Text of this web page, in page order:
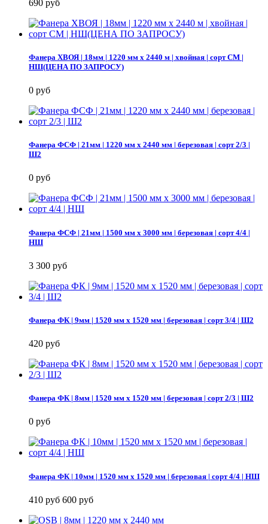
690 руб
Фанера ХВОЯ | 18мм | 1220 мм х 2440 м | хвойная | сорт СМ |
НШ(ЦЕНА ПО ЗАПРОСУ)
0 руб
Фанера ФСФ | 21мм | 1220 мм х 2440 мм | березовая | сорт 2/3 |
Ш2
0 руб
Фанера ФСФ | 21мм | 1500 мм х 3000 мм | березовая | сорт 4/4 |
НШ
3 300 руб
Фанера ФК | 9мм | 1520 мм х 1520 мм | березовая | сорт 3/4 | Ш2
420 руб
Фанера ФК | 8мм | 1520 мм х 1520 мм | березовая | сорт 2/3 | Ш2
0 руб
Фанера ФК | 10мм | 1520 мм х 1520 мм | березовая | сорт 4/4 | НШ
410 руб 600 руб